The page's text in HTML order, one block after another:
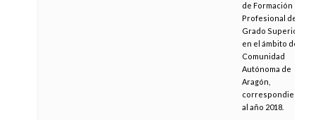
de Formación
Profesional de
Grado Superior
en el ámbito de la
Comunidad
Autónoma de
Aragón,
correspondientes
al año 2018.